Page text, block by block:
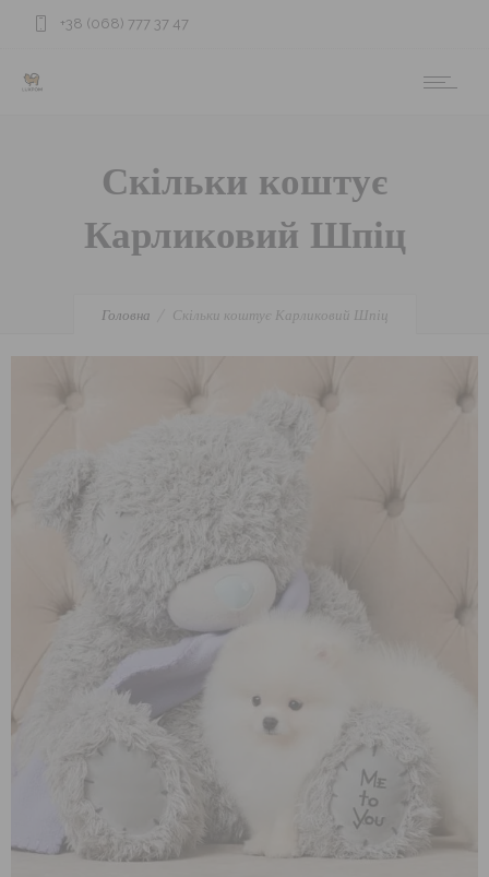
+38 (068) 777 37 47
Скільки коштує
Карликовий Шпіц
Головна Скільки коштує Карликовий Шпіц